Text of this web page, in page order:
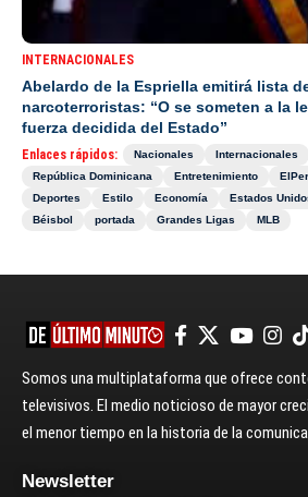
INTERNACIONALES
Abelardo de la Espriella emitirá lista
narcoterroristas: “O se someten a la
fuerza decidida del Estado”
Enlaces rápidos: Nacionales Internacionales
República Dominicana
Entretenimiento
Deportes
Estilo Economía Estados
Béisbol
portada Grandes Ligas MLB
Somos una multiplataforma que ofrece
televisivos. El medio noticioso de mayor
el menor tiempo en la historia de la
Newsletter